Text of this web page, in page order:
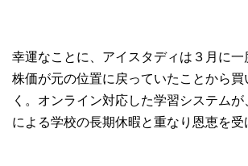
幸運なことに、アイスタディは３月に一
株価が元の位置に戻っていたことから買
く。オンライン対応した学習システム
による学校の長期休暇と重なり恩恵を受